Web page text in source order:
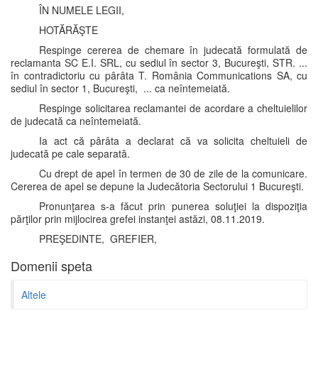
ÎN NUMELE LEGII,
HOTĂRĂŞTE
Respinge cererea de chemare în judecată formulată de
reclamanta SC E.I. SRL, cu sediul în sector 3, Bucureşti, STR. ...
în contradictoriu cu pârâta T. România Communications SA, cu
sediul în sector 1, Bucureşti, ... ca neîntemeiată.
Respinge solicitarea reclamantei de acordare a cheltuielilor
de judecată ca neîntemeiată.
Ia act că pârâta a declarat că va solicita cheltuieli de
judecată pe cale separată.
Cu drept de apel în termen de 30 de zile de la comunicare.
Cererea de apel se depune la Judecătoria Sectorului 1 Bucureşti.
Pronunţarea s-a făcut prin punerea soluţiei la dispoziţia
părţilor prin mijlocirea grefei instanţei astăzi, 08.11.2019.
PREŞEDINTE, GREFIER,
Domenii speta
Altele